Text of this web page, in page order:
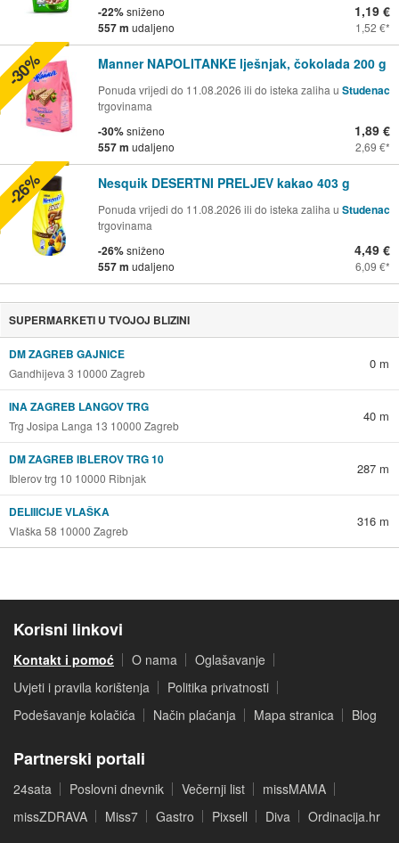
-22%sniženo
557 m udaljeno
1,19 €
1,52 €
Manner NAPOLITANKE lješnjak, čokolada 200 g
Ponuda vrijedi do 11.08.2026 ili do isteka zaliha u Studenac
trgovinama
-30%sniženo
557 m udaljeno
1,89 €
2,69 €
-30%
Nesquik DESERTNI PRELJEV kakao 403 g
Ponuda vrijedi do 11.08.2026 ili do isteka zaliha u Studenac
trgovinama
-26%sniženo
557 m udaljeno
4,49 €
6,09 €
-26%
SUPERMARKETI U TVOJOJ BLIZINI
DM ZAGREB GAJNICE
Gandhijeva 3 10000 Zagreb
0 m
INA ZAGREB LANGOV TRG
Trg Josipa Langa 13 10000 Zagreb
40 m
DM ZAGREB IBLEROV TRG 10
Iblerov trg 10 10000 Ribnjak
287 m
DELIIICIJE VLAŠKA
Vlaška 58 10000 Zagreb
316 m
Korisni linkovi
Kontakt i pomoć O nama
Oglašavanje
Uvjeti i pravila korištenja
Politika privatnosti
Podešavanje kolačića
Način plaćanja Mapa stranica Blog
Partnerski portali
24sata Poslovni dnevnik Večernji list
missMAMA
missZDRAVA
Miss7 Gastro Pixsell Diva Ordinacija.hr